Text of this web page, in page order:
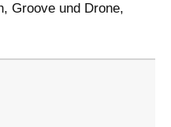
Groove und Drone,